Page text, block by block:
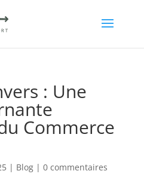
: Une
Commerce
| Blog| 0 commentaires